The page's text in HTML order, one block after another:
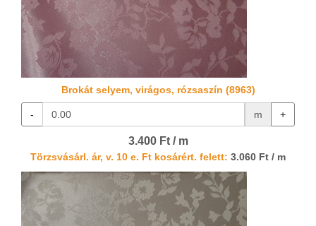
Brokát selyem, virágos, rózsaszín (8963)
- m +
3.400 Ft / m
Törzsvásárl. ár, v. 10 e. Ft kosárért. felett: 3.060 Ft / m